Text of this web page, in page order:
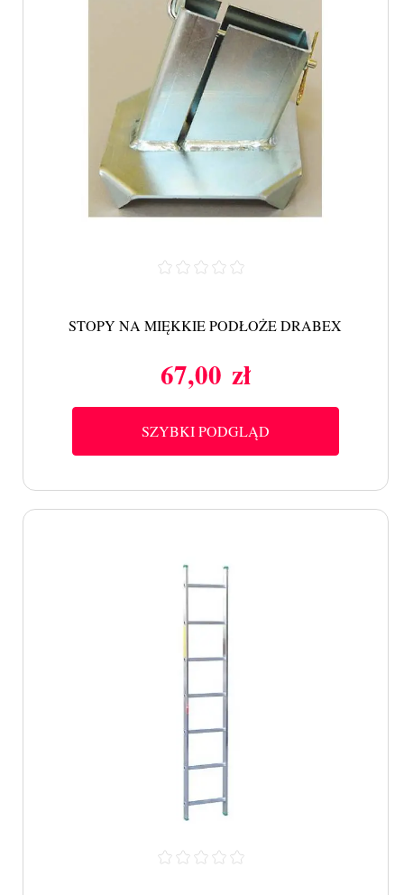
STOPY NA MIĘKKIE PODŁOŻE DRABEX
Cena
67,00 zł
SZYBKI PODGLĄD